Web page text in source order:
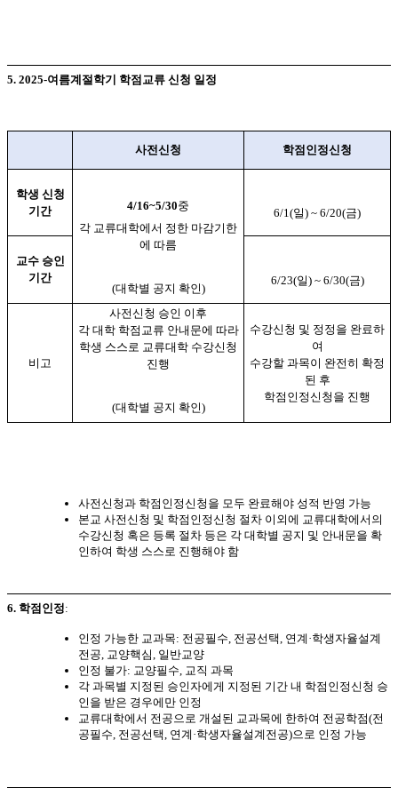
5. 2025-여름계절학기 학점교류 신청 일정
사전신청 학점인정신청
학생 신청
기간
4/16~5/30중
각 교류대학에서 정한 마감기한
에 따름
(대학별 공지 확인)
6/1(일) ~ 6/20(금)
교수 승인
기간
6/23(일) ~ 6/30(금)
비고
사전신청 승인 이후
각 대학 학점교류 안내문에 따라
학생 스스로 교류대학 수강신청
진행
(대학별 공지 확인)
수강신청 및 정정을 완료하
여
수강할 과목이 완전히 확정
된 후
학점인정신청을 진행
사전신청과 학점인정신청을 모두 완료해야 성적 반영 가능
본교 사전신청 및 학점인정신청 절차 이외에 교류대학에서의
수강신청 혹은 등록 절차 등은 각 대학별 공지 및 안내문을 확
인하여 학생 스스로 진행해야 함
6. 학점인정:
인정 가능한 교과목: 전공필수, 전공선택, 연계·학생자율설계
전공, 교양핵심, 일반교양
인정 불가: 교양필수, 교직 과목
각 과목별 지정된 승인자에게 지정된 기간 내 학점인정신청 승
인을 받은 경우에만 인정
교류대학에서 전공으로 개설된 교과목에 한하여 전공학점(전
공필수, 전공선택, 연계 ·학생자율설계전공)으로 인정 가능